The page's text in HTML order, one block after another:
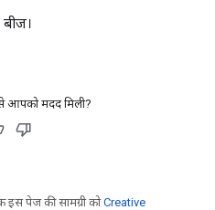
आपको मदद मिली?
पेज की सामग्री कोCreative